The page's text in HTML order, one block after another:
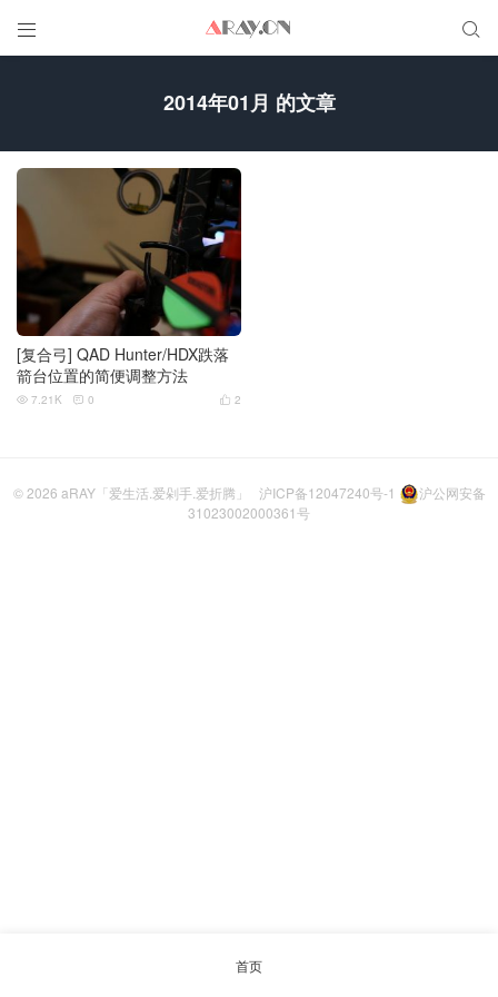
 
2014年01月 的文章
[复合弓] QAD Hunter/HDX跌落
箭台位置的简便调整方法
 2
 7.21K  0
© 2026 aRAY「爱生活.爱剁手.爱折腾」 沪ICP备12047240号-1
沪公网安备
31023002000361号
首页